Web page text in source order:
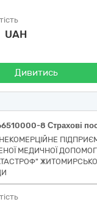
UAH
Дивитись
МЕДИЧНОЇ